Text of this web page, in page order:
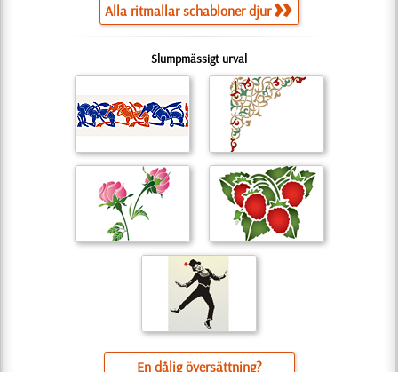
Alla ritmallar schabloner djur
Slumpmässigt urval
En dålig översättning?